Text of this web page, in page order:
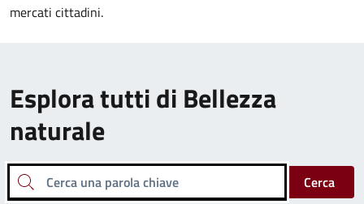
mercati cittadini.
Esplora tutti di Bellezza
naturale
Cerca una parola chiave
Cerca